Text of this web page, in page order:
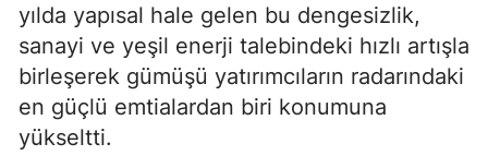
yılda yapısal hale gelen bu dengesizlik,
sanayi ve yeşil enerji talebindeki hızlı artışla
birleşerek gümüşü yatırımcıların radarındaki
en güçlü emtialardan biri konumuna
yükseltti.